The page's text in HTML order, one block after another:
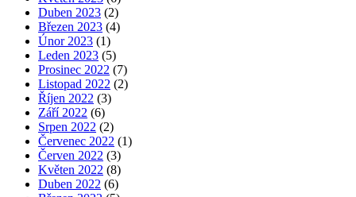
Duben 2023 (2)
Březen 2023 (4)
Únor 2023 (1)
Leden 2023 (5)
Prosinec 2022 (7)
Listopad 2022 (2)
Říjen 2022 (3)
Září 2022 (6)
Srpen 2022 (2)
Červenec 2022 (1)
Červen 2022 (3)
Květen 2022 (8)
Duben 2022 (6)